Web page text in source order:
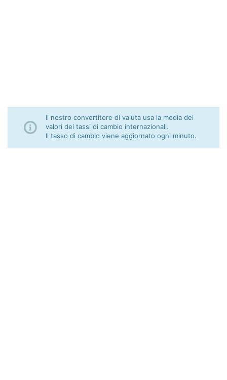
Il nostro convertitore di valuta usa la media dei
valori dei tassi di cambio internazionali.
Il tasso di cambio viene aggiornato ogni minuto.